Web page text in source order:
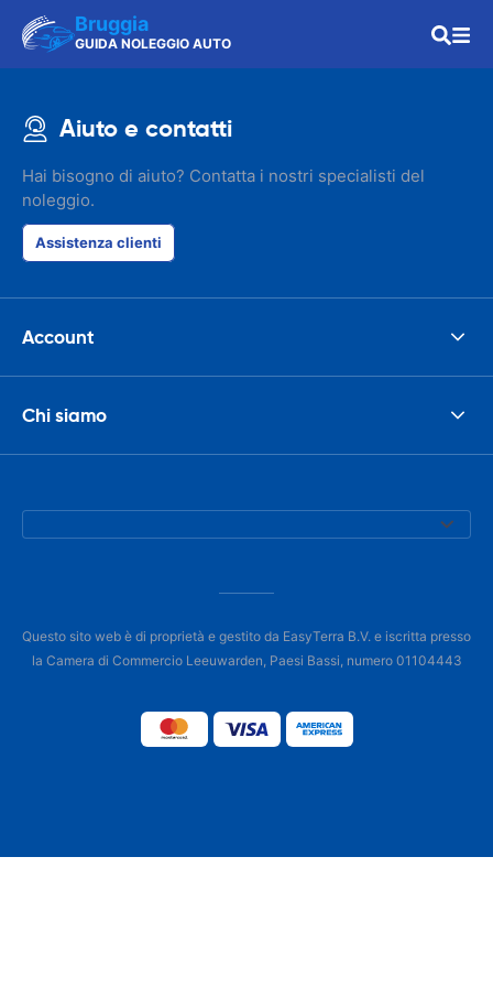
Bruggia
GUIDA NOLEGGIO AUTO
Aiuto e contatti
Hai bisogno di aiuto? Contatta i nostri specialisti del
noleggio.
Assistenza clienti
Account
Chi siamo
Questo sito web è di proprietà e gestito da EasyTerra B.V. e iscritta presso
la Camera di Commercio Leeuwarden, Paesi Bassi, numero 01104443